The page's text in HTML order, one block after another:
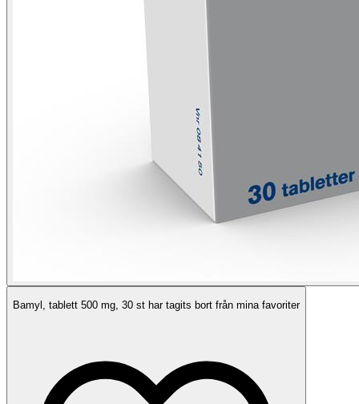
Bamyl, tablett 500 mg, 30 st har tagits bort från mina favoriter